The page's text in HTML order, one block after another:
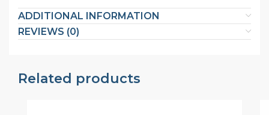
ADDITIONAL INFORMATION
REVIEWS (0)
Related products